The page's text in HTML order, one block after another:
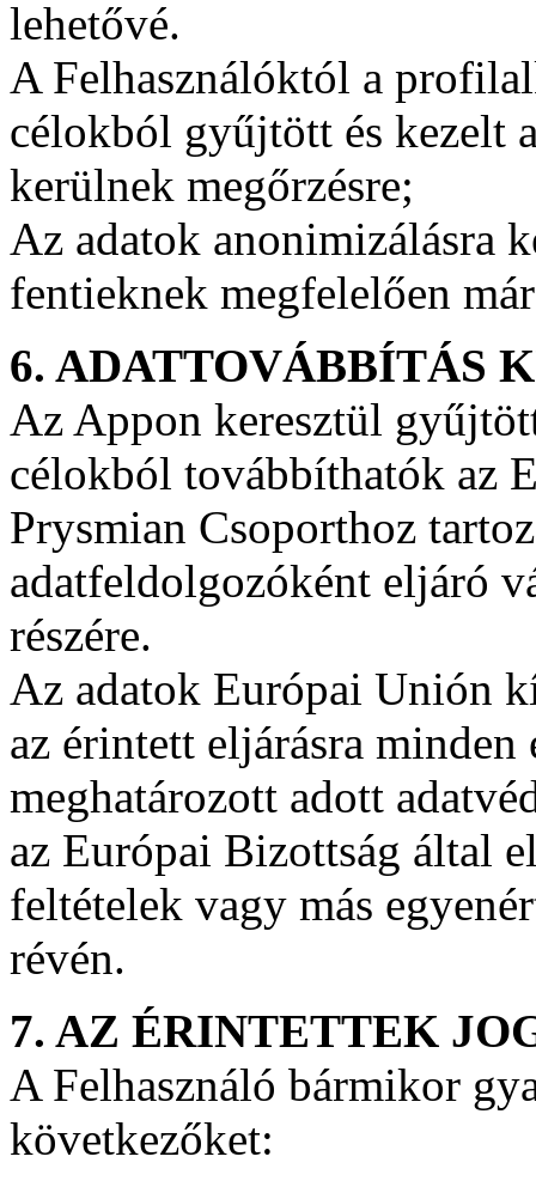
lehetővé.
A Felhasználóktól a
célokból gyűjtött és kezelt
kerülnek megőrzésre;
Az adatok anonimizálásra
fentieknek megfelelően
6. ADATTOVÁBBÍTÁS
Az Appon keresztül
célokból továbbíthatók az
Prysmian Csoporthoz
adatfeldolgozóként eljáró
részére.
Az adatok Európai Unión
az érintett eljárásra minden
meghatározott adott
az Európai Bizottság által
feltételek vagy más
révén.
7. AZ ÉRINTETTEK
A Felhasználó bármikor
következőket: